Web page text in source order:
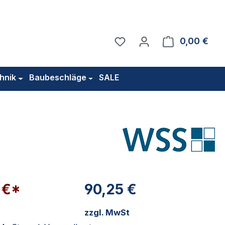
Du hast 0 Produkte auf
0,00 €
Baubeschläge SALE
€* 90,25 €
zzgl. MwSt